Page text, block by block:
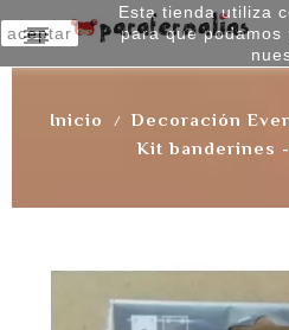

Inicio Decoración
Kit banderines
aceptar
Esta tienda utiliza
para que podamos